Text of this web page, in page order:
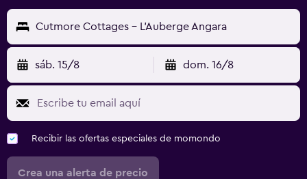
Cutmore Cottages - L'Auberge Angara
sáb. 15/8 dom. 16/8
Recibir las ofertas especiales de momondo
Crea una alerta de precio